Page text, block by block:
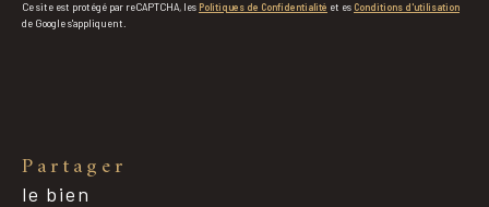
Ce site est protégé par reCAPTCHA, les Politiques de Confidentialité et es Conditions d'utilisation
de Google s'appliquent.
partager
le bien